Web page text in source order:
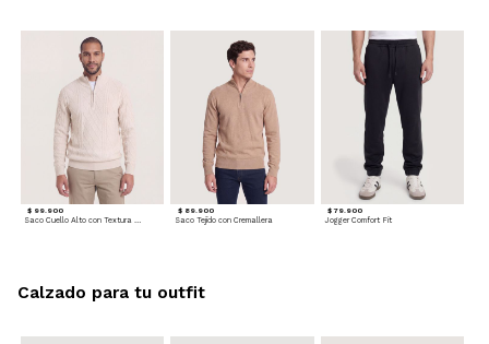
$ 99.900
Saco Cuello Alto con Textura Trenzada
$ 89.900
Saco Tejido con Cremallera
$ 79.900
Jogger Comfort Fit
Calzado para tu outfit